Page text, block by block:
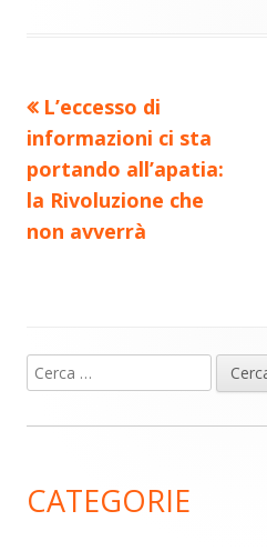
Navigazione
articoli
Precedente
articolo:
L’eccesso di
informazioni ci sta
portando all’apatia:
la Rivoluzione che
non avverrà
Barra
laterale
Ricerca
per:
CATEGORIE